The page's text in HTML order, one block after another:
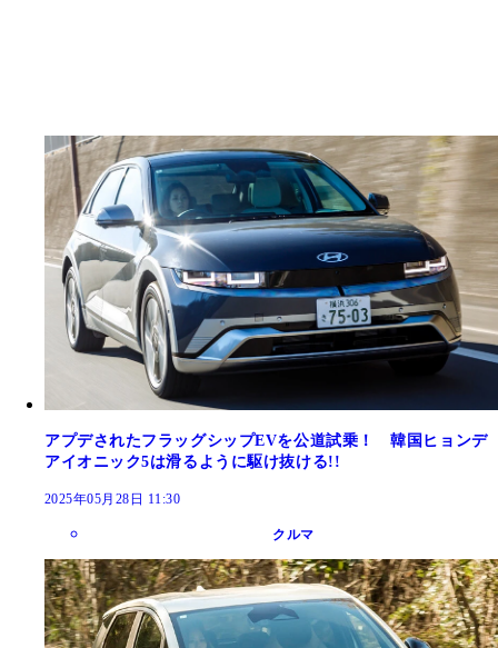
アプデされたフラッグシップEVを公道試乗！ 韓国ヒョンデ
アイオニック5は滑るように駆け抜ける!!
2025年05月28日 11:30
クルマ